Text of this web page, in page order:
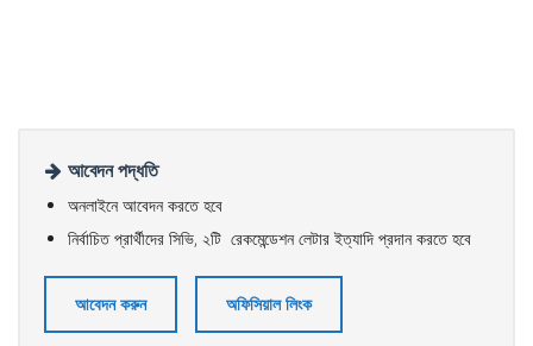
আবেদন পদ্ধতি
অনলাইনে আবেদন করতে হবে
নির্বাচিত প্রার্থীদের সিভি, ২টি রেকমেন্ডেশন লেটার ইত্যাদি প্রদান করতে হবে
আবেদন করুন অফিসিয়াল লিংক